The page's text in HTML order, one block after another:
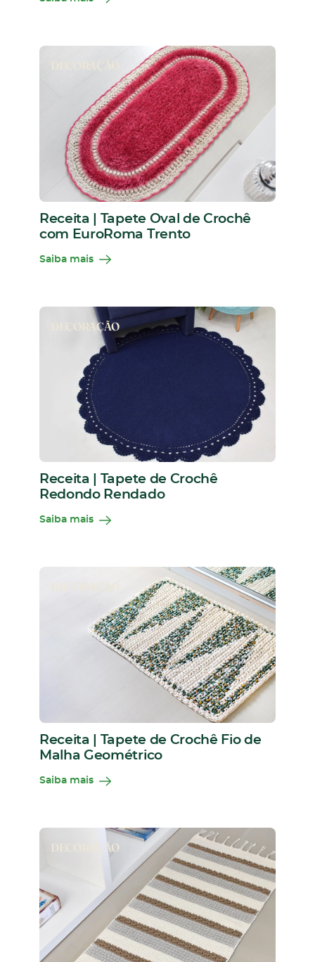
Receita | Tapete Oval de Crochê
com EuroRoma Trento
Saiba mais
DECORAÇÃO
Receita | Tapete de Crochê
Redondo Rendado
Saiba mais
DECORAÇÃO
Receita | Tapete de Crochê Fio de
Malha Geométrico
Saiba mais
DECORAÇÃO
DECORAÇÃO